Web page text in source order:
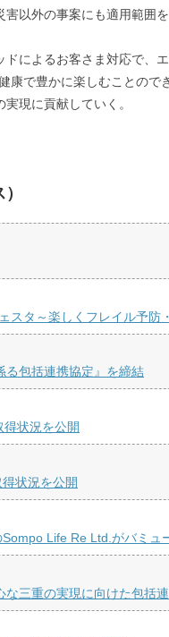
以外の事案にも適用範囲
によるお客さま対応で、
康で豊かに楽しむことの
現に貢献していく。
スタ～楽しくフレイル予防
る包括連携協定』を締結
状況を公開
状況を公開
Life Re Ltd.がバミ
三重の実現に向けた包括